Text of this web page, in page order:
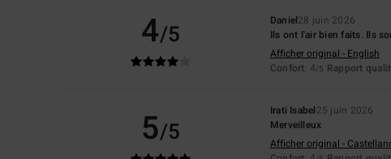
4/5 Daniel28 juin 2026
Ils ont l'air bien faits. Ils
Afficher original - English
Confort: 4/5 Rapport
5/5
Irati Isabel25 juin 2026
Merveilleux
Afficher original -